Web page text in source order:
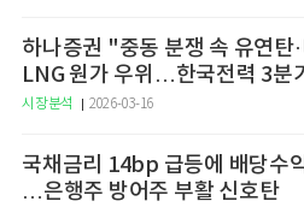
하나증권 "중동 분쟁 속 유연탄
LNG 원가 우위…한국전력 3분
승 전망"
시장분석 2026-03-16
국채금리 14bp 급등에 배당수
…은행주 방어주 부활 신호탄